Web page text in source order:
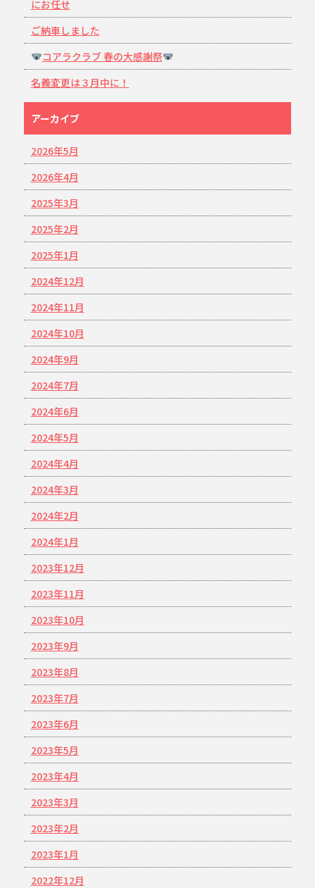
にお任せ
ご納車しました
コアラクラブ 春の大感謝祭
名義変更は３月中に！
アーカイブ
2026年5月
2026年4月
2025年3月
2025年2月
2025年1月
2024年12月
2024年11月
2024年10月
2024年9月
2024年7月
2024年6月
2024年5月
2024年4月
2024年3月
2024年2月
2024年1月
2023年12月
2023年11月
2023年10月
2023年9月
2023年8月
2023年7月
2023年6月
2023年5月
2023年4月
2023年3月
2023年2月
2023年1月
2022年12月